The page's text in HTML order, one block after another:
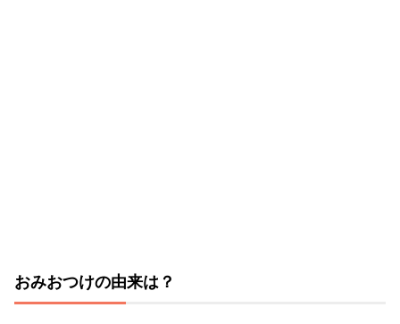
おみおつけの由来は？